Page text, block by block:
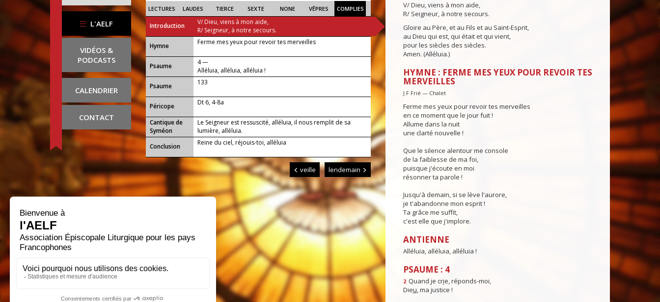
L'AELF
VIDÉOS &
PODCASTS
CALENDRIER
CONTACT
LECTURES LAUDES TIERCE SEXTE NONE VÊPRES COMPLIES
Introduction
V/ Dieu, viens à mon aide,
R/ Seigneur, à notre secours.
...
Hymne Ferme mes yeux pour revoir tes merveilles
Psaume
4 —
Alléluia, alléluia, alléluia !
Psaume
133
Péricope Dt 6, 4-8a
Cantique de
Syméon
Le Seigneur est ressuscité, alléluia, il nous remplit de sa
lumière, alléluia.
Conclusion
Reine du ciel, réjouis-toi, alléluia
veille lendemain
V/ Dieu, viens à mon aide,
R/ Seigneur, à notre secours.
Gloire au Père, et au Fils et au Saint-Esprit,
au Dieu qui est, qui était et qui vient,
pour les siècles des siècles.
Amen. (Alléluia.)
HYMNE : FERME MES YEUX POUR REVOIR TES
MERVEILLES
J.F Frié — Chalet
Ferme mes yeux pour revoir tes merveilles
en ce moment que le jour fuit !
Allume dans la nuit
une clarté nouvelle !
Que le silence alentour me console
de la faiblesse de ma foi,
puisque j'écoute en moi
résonner ta parole !
Jusqu'à demain, si se lève l'aurore,
je t'abandonne mon esprit !
Ta grâce me suffit,
c'est elle que j'implore.
ANTIENNE
Alléluia, alléluia, alléluia !
PSAUME : 4
2 Quand je crie, réponds-moi,
Dieu, ma justice !